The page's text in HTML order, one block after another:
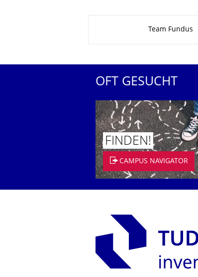
Team Fundus
OFT GESUCHT
FINDEN!
CAMPUS NAVIGATOR